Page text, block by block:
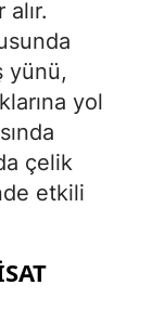
yünü,
yol
çelik
etkili